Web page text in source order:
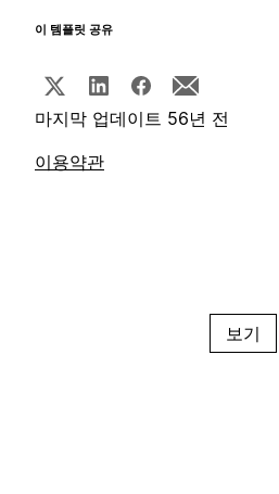
이 템플릿 공유
마지막 업데이트 56년 전
이용약관
보기